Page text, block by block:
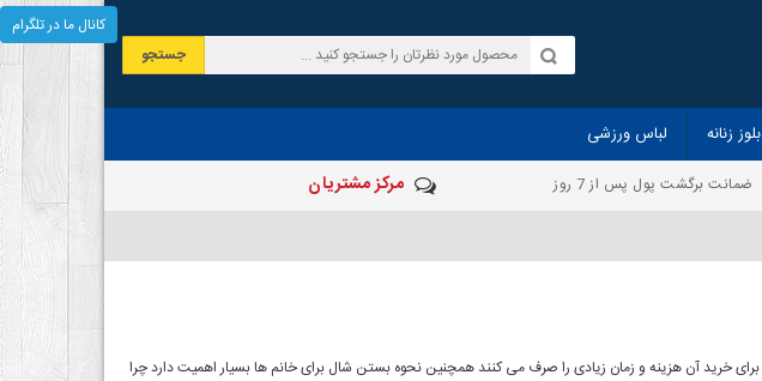
جستجو
بلوز زنانه لباس ورزشی
ضمانت برگشت پول پس از 7 روز مرکز مشتریان
برای خرید آن هزینه و زمان زیادی را صرف می کنند همچنین نحوه بستن شال برای خانم ها بسیار اهمیت دارد چرا
کانال ما در تلگرام